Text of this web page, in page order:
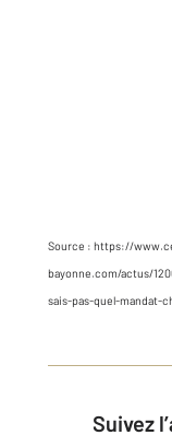
Source : https://
bayonne.com/actus/
sais-pas-quel-mandat-
Suivez l’actualité immobilière et